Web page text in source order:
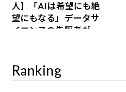
人】「AIは希望にも絶
望にもなる」データサ
イエンスの先駆者が語
Ranking